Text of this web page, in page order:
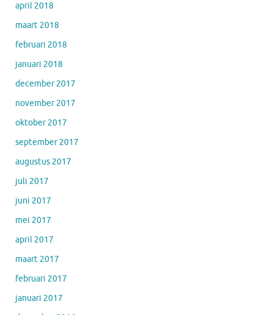
april 2018
maart 2018
februari 2018
januari 2018
december 2017
november 2017
oktober 2017
september 2017
augustus 2017
juli 2017
juni 2017
mei 2017
april 2017
maart 2017
februari 2017
januari 2017